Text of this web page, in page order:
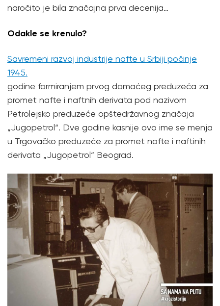
naročito je bila značajna prva decenija…
Odakle se krenulo?
Savremeni razvoj industrije nafte u Srbiji počinje
1945.
godine formiranjem prvog domaćeg preduzeća za
promet nafte i naftnih derivata pod nazivom
Petrolejsko preduzeće opštedržavnog značaja
„Jugopetrol“. Dve godine kasnije ovo ime se menja
u Trgovačko preduzeće za promet nafte i naftinih
derivata „Jugopetrol“ Beograd.